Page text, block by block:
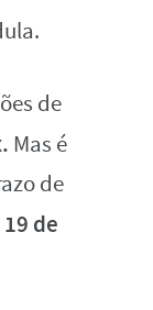
de
Mas é
de
de